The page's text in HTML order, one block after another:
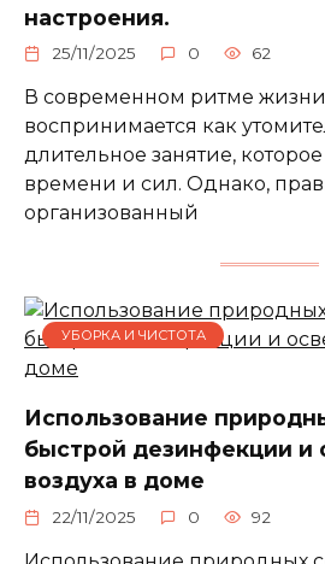
настроения.
25/11/2025 0 62
В современном ритме жизни
воспринимается как
длительное занятие,
времени и сил. Однако,
организованный
УБОРКА И ЧИСТОТА
Использование
быстрой дезинфекции и
воздуха в доме
22/11/2025 0 92